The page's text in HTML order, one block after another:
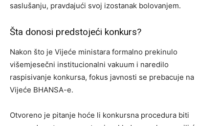
saslušanju, pravdajući svoj izostanak bolovanjem.
Šta donosi predstojeći konkurs?
Nakon što je Vijeće ministara formalno prekinulo
višemjesečni institucionalni vakuum i naredilo
raspisivanje konkursa, fokus javnosti se prebacuje na
Vijeće BHANSA-e.
Otvoreno je pitanje hoće li konkursna procedura biti